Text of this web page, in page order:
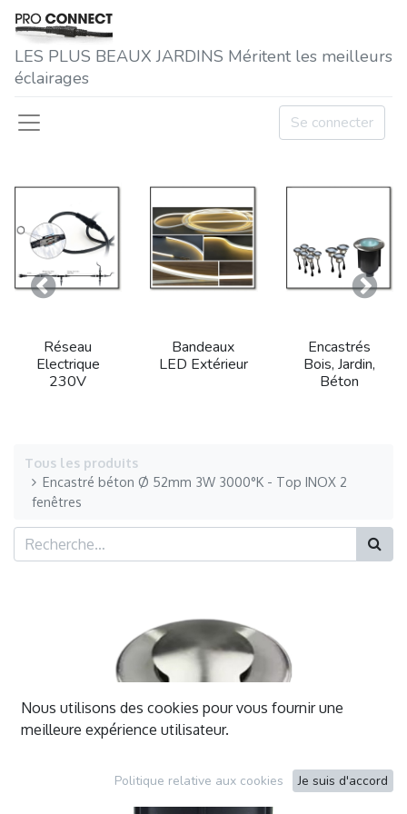
LES P​LUS BEAUX JARDINS Méritent les meilleurs
éclairages
Se connecter
Réseau
Electrique
230V
Bandeaux
LED Extérieur
Encastrés
Bois, Jardin,
Béton
Précedent
Tous les produits
Encastré béton Ø 52mm 3W 3000°K - Top INOX 2
fenêtres
Nous utilisons des cookies pour vous fournir une
meilleure expérience utilisateur.
Politique relative aux cookies Je suis d'accord